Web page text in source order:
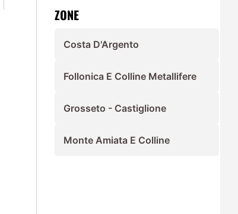
ZONE
Costa D'Argento
Follonica E Colline Metallifere
Grosseto - Castiglione
Monte Amiata E Colline